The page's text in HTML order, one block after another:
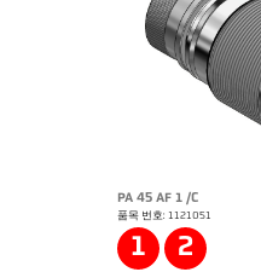
PA 45 AF 1 /C
품목 번호: 1121051
1 2